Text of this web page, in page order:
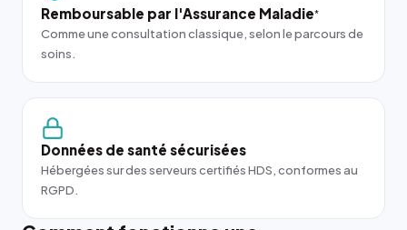
Remboursable par l'Assurance Maladie*
Comme une consultation classique, selon le parcours de
soins.
Données de santé sécurisées
Hébergées sur des serveurs certifiés HDS, conformes au
RGPD.